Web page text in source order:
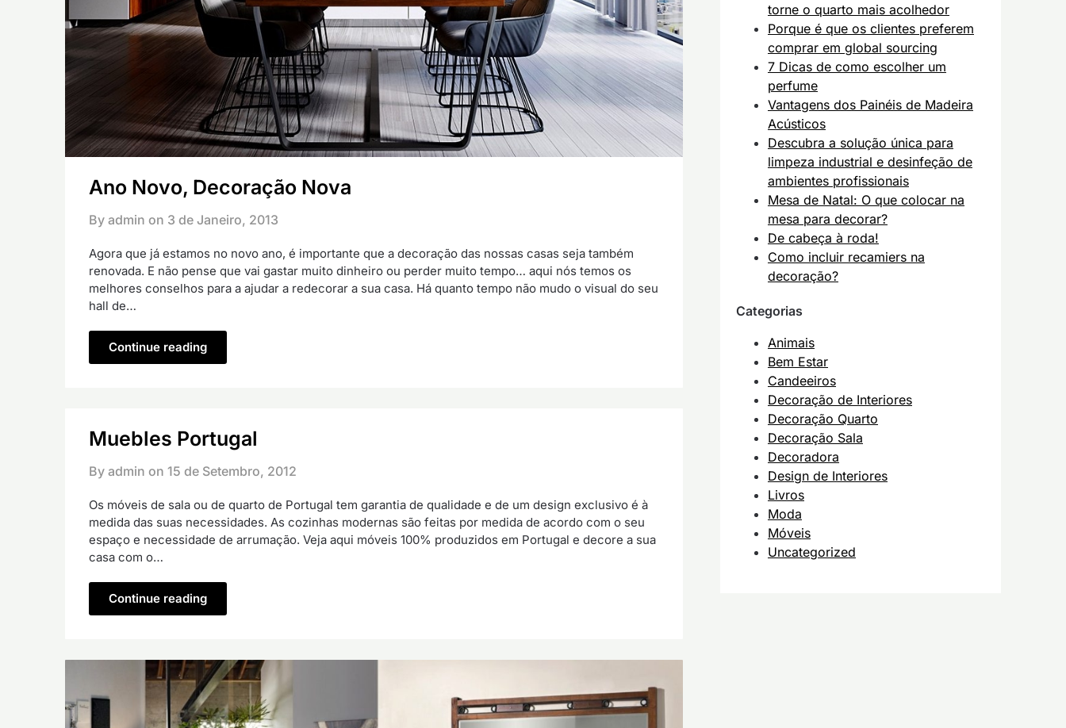
Ano Novo, Decoração Nova
By admin on 3 de Janeiro, 2013
Agora que já estamos no novo ano, é importante que a decoração das nossas casas seja também
renovada. E não pense que vai gastar muito dinheiro ou perder muito tempo… aqui nós temos os
melhores conselhos para a ajudar a redecorar a sua casa. Há quanto tempo não mudo o visual do seu
hall de…
Continue reading
Muebles Portugal
By admin on 15 de Setembro, 2012
Os móveis de sala ou de quarto de Portugal tem garantia de qualidade e de um design exclusivo é à
medida das suas necessidades. As cozinhas modernas são feitas por medida de acordo com o seu
espaço e necessidade de arrumação. Veja aqui móveis 100% produzidos em Portugal e decore a sua
casa com o…
Continue reading
torne o quarto mais acolhedor
Porque é que os clientes preferem
comprar em global sourcing
7 Dicas de como escolher um
perfume
Vantagens dos Painéis de Madeira
Acústicos
Descubra a solução única para
limpeza industrial e desinfeção de
ambientes profissionais
Mesa de Natal: O que colocar na
mesa para decorar?
De cabeça à roda!
Como incluir recamiers na
decoração?
Categorias
Animais
Bem Estar
Candeeiros
Decoração de Interiores
Decoração Quarto
Decoração Sala
Decoradora
Design de Interiores
Livros
Moda
Móveis
Uncategorized